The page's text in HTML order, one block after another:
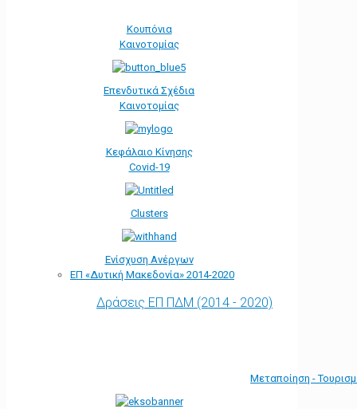
Κουπόνια
Καινοτομίας
Επενδυτικά Σχέδια
Καινοτομίας
Κεφάλαιο Κίνησης
Covid-19
Clusters
Ενίσχυση Ανέργων
ΕΠ «Δυτική Μακεδονία» 2014-2020
Δράσεις ΕΠ ΠΔΜ (2014 - 2020)
Μεταποίηση -